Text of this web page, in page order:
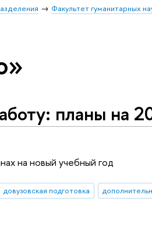
Факультет гуманитарных
планы на
на новый учебный год
довузовская подготовка